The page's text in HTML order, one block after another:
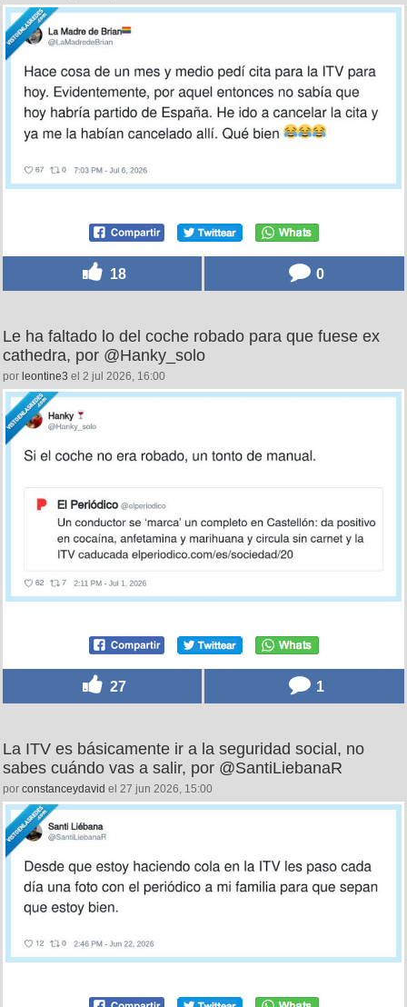
18 0
Le ha faltado lo del coche robado para que fuese ex
cathedra, por @Hanky_solo
por leontine3 el 2 jul 2026, 16:00
27 1
La ITV es básicamente ir a la seguridad social, no
sabes cuándo vas a salir, por @SantiLiebanaR
por constanceydavid el 27 jun 2026, 15:00